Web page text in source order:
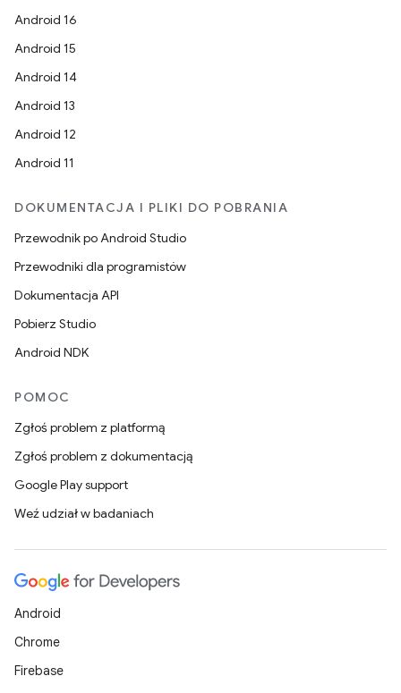
Android 16
Android 15
Android 14
Android 13
Android 12
Android 11
DOKUMENTACJA I PLIKI DO POBRANIA
Przewodnik po Android Studio
Przewodniki dla programistów
Dokumentacja API
Pobierz Studio
Android NDK
POMOC
Zgłoś problem z platformą
Zgłoś problem z dokumentacją
Google Play support
Weź udział w badaniach
Android
Chrome
Firebase